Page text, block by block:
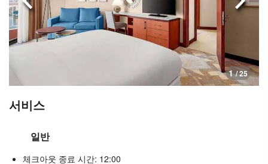
1 / 25
이전으로 다음
서비스
일반
체크아웃 종료 시간: 12:00